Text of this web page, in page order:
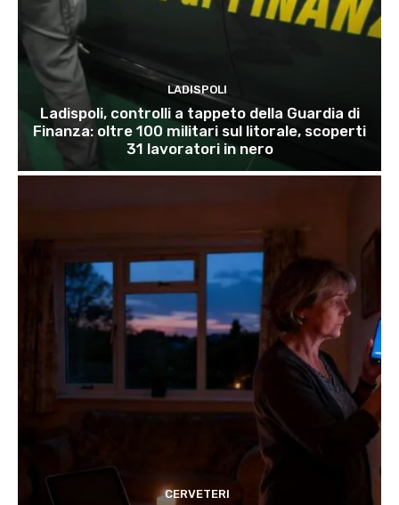
LADISPOLI
Ladispoli, controlli a tappeto della Guardia di
Finanza: oltre 100 militari sul litorale, scoperti
31 lavoratori in nero
CERVETERI